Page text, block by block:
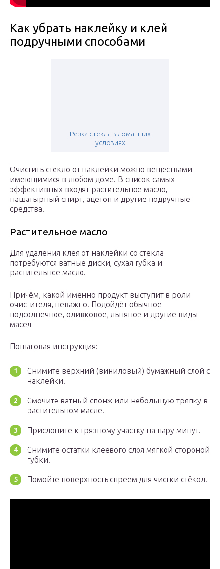
Как убрать наклейку и клей
подручными способами
Резка стекла в домашних
условиях
Очистить стекло от наклейки можно веществами,
имеющимися в любом доме. В список самых
эффективных входят растительное масло,
нашатырный спирт, ацетон и другие подручные
средства.
Растительное масло
Для удаления клея от наклейки со стекла
потребуются ватные диски, сухая губка и
растительное масло.
Причём, какой именно продукт выступит в роли
очистителя, неважно. Подойдёт обычное
подсолнечное, оливковое, льняное и другие виды
масел
Пошаговая инструкция:
Снимите верхний (виниловый) бумажный слой с
наклейки.
Смочите ватный спонж или небольшую тряпку в
растительном масле.
Прислоните к грязному участку на пару минут.
Снимите остатки клеевого слоя мягкой стороной
губки.
Помойте поверхность спреем для чистки стёкол.